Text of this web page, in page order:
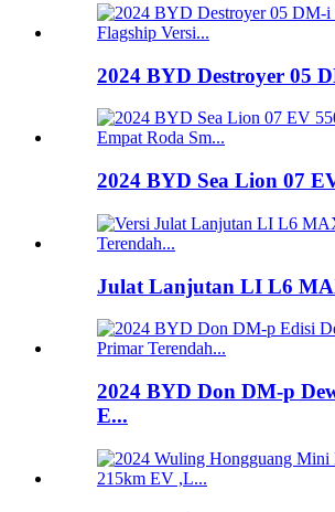
2024 BYD Destroyer 05
2024 BYD Sea Lion 07
Julat Lanjutan LI L6
2024 BYD Don DM-p
E...